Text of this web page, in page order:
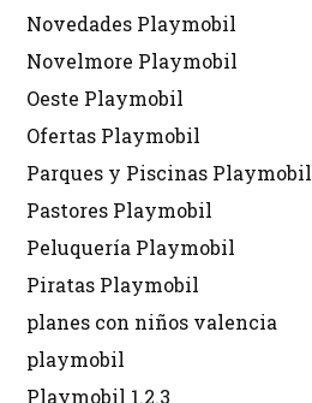
Novedades Playmobil
Novelmore Playmobil
Oeste Playmobil
Ofertas Playmobil
Parques y Piscinas Playmobil
Pastores Playmobil
Peluquería Playmobil
Piratas Playmobil
planes con niños valencia
playmobil
Playmobil 1.2.3